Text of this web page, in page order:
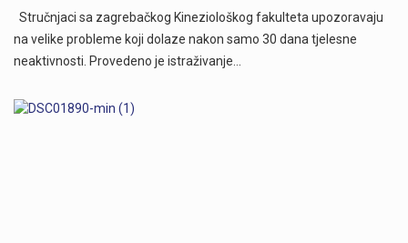
Stručnjaci sa zagrebačkog Kineziološkog fakulteta upozoravaju
na velike probleme koji dolaze nakon samo 30 dana tjelesne
neaktivnosti. Provedeno je istraživanje…